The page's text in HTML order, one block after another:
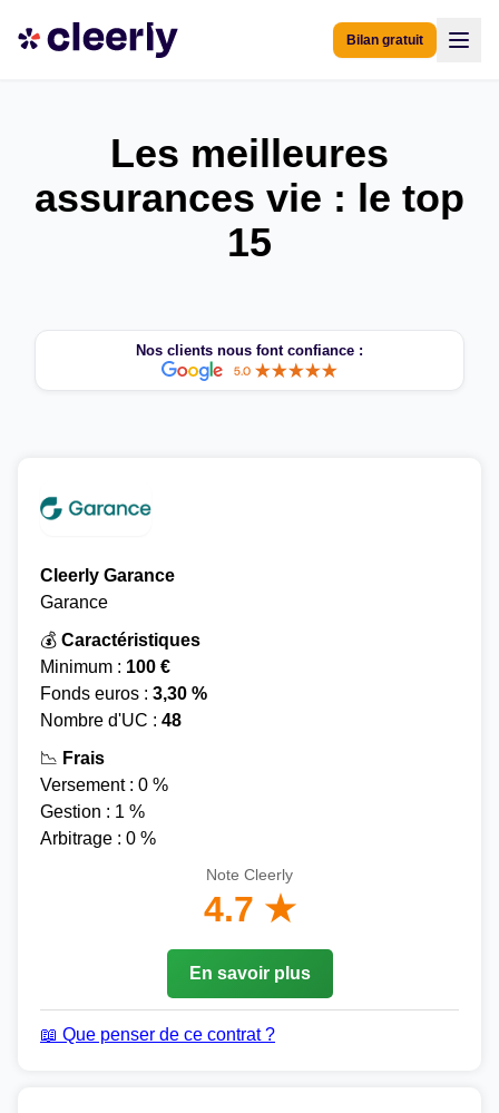
Bilan gratuit
Les meilleures
assurances vie : le top
15
Nos clients nous font confiance :
Cleerly Garance
Garance
💰 Caractéristiques
Minimum : 100 €
Fonds euros : 3,30 %
Nombre d'UC : 48
📉 Frais
Versement : 0 %
Gestion : 1 %
Arbitrage : 0 %
Note Cleerly
4.7 ★
En savoir plus
📖 Que penser de ce contrat ?